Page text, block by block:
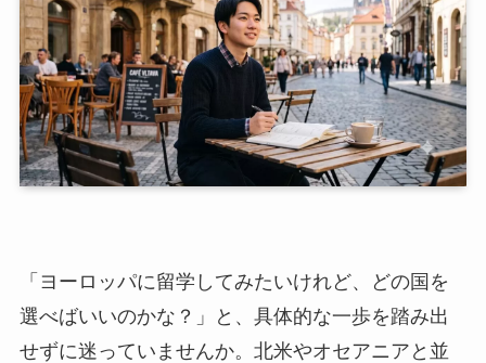
「ヨーロッパに留学してみたいけれど、どの国を
選べばいいのかな？」と、具体的な一歩を踏み出
せずに迷っていませんか。北米やオセアニアと並